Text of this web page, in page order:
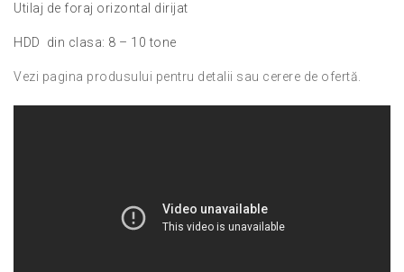
Utilaj de foraj orizontal dirijat
HDD din clasa: 8 – 10 tone
Vezi pagina produsului pentru detalii sau cerere de ofertă.